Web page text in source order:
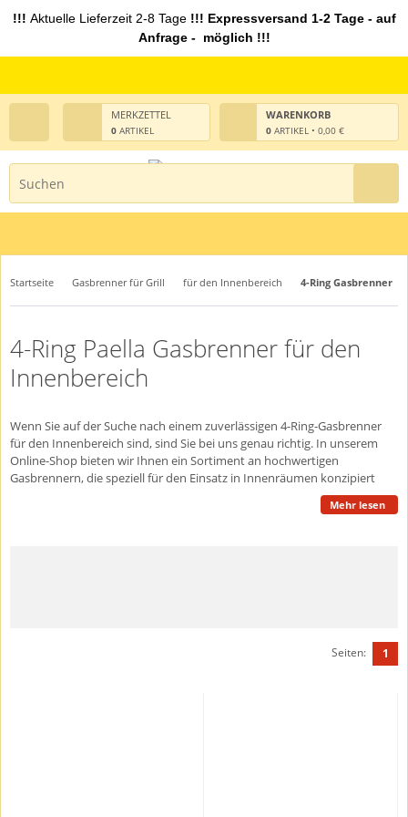
!!! Aktuelle Lieferzeit 2-8 Tage !!! Expressversand 1-2 Tage - auf
Anfrage - möglich !!!
WARENKORB
0 ARTIKEL • 0,00 €
MERKZETTEL
0 ARTIKEL
Startseite Gasbrenner für Grill für den Innenbereich 4-Ring Gasbrenner
4-Ring Paella Gasbrenner für den
Innenbereich
Wenn Sie auf der Suche nach einem zuverlässigen 4-Ring-Gasbrenner
für den Innenbereich sind, sind Sie bei uns genau richtig. In unserem
Online-Shop bieten wir Ihnen ein Sortiment an hochwertigen
Gasbrennern, die speziell für den Einsatz in Innenräumen konzipiert
sind. Unsere 4-Ring-Gasbrenner eignen sich perfekt zum Kochen von
Paella, einem der berühmtesten Gerichte Spaniens. Mit den vier
Küche, Ihrem Esszimmer oder einem anderen Innenraum verwenden
können, ohne sich Gedanken über Sicherheitsfragen machen zu
Mehr lesen
Seiten: 1